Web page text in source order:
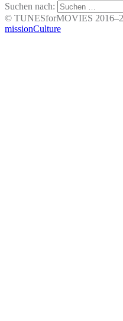
Suchen nach:
© TUNESforMOVIES
missionCulture